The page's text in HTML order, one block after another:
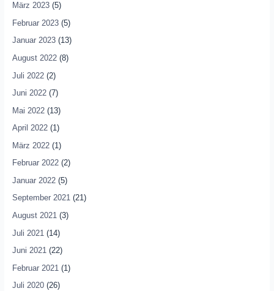
März 2023(5)
Februar 2023(5)
Januar 2023(13)
August 2022(8)
Juli 2022(2)
Juni 2022(7)
Mai 2022(13)
April 2022(1)
März 2022(1)
Februar 2022(2)
Januar 2022(5)
September 2021(21)
August 2021(3)
Juli 2021 (14)
Juni 2021(22)
Februar 2021 (1)
Juli 2020(26)